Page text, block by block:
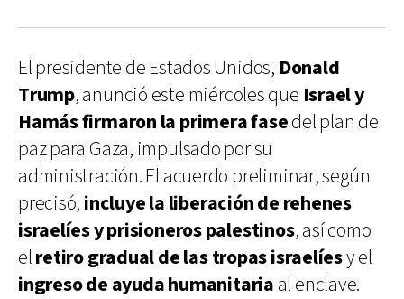
El presidente de Estados Unidos, Donald
Trump, anunció este miércoles que Israel y
Hamás firmaron la primera fasedel plan de
paz para Gaza, impulsado por su
administración. El acuerdo preliminar, según
precisó, incluye la liberación de rehenes
israelíes y prisioneros palestinos, así como
elretiro gradual de las tropas israelíesy el
ingreso de ayuda humanitaria al enclave.